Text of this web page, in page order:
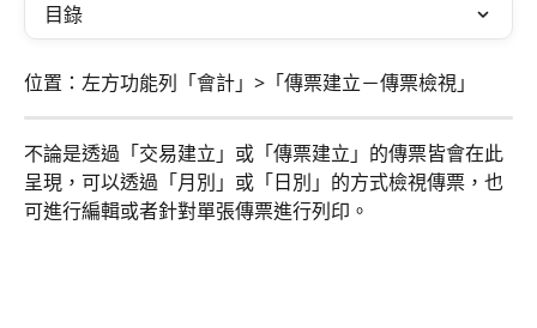
目錄
位置：左方功能列「會計」>「傳票建立－傳票檢視」
不論是透過「交易建立」或「傳票建立」的傳票皆會在此
呈現，可以透過「月別」或「日別」的方式檢視傳票，也
可進行編輯或者針對單張傳票進行列印。